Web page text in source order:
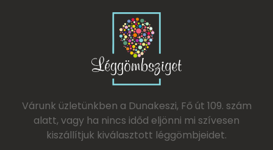
Várunk üzletünkben a Dunakeszi, Fő út 109. szám
alatt, vagy ha nincs időd eljönni mi szívesen
kiszállítjuk kiválasztott léggömbjeidet.